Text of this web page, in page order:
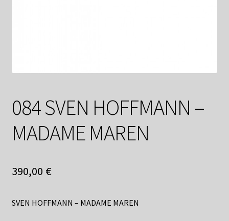
Zahlungsarten
084 SVEN HOFFMANN –
MADAME MAREN
390,00 €
SVEN HOFFMANN – MADAME MAREN